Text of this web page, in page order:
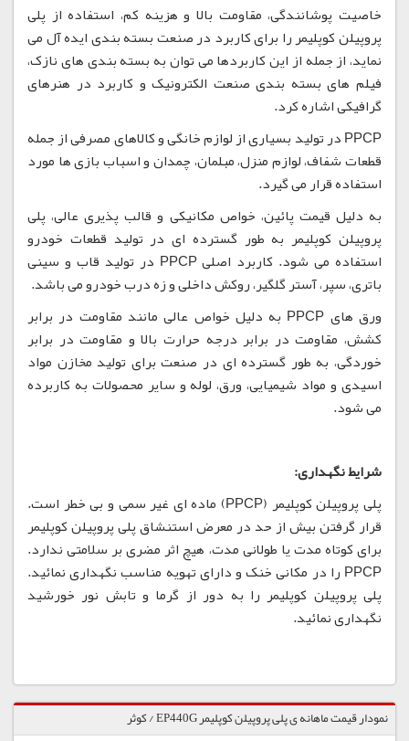
خاصیت پوشانندگی، مقاومت بالا و هزینه کم، استفاده از پلی
پروپیلن کوپلیمر را برای کاربرد در صنعت بسته بندی ایده آل می
نماید، از جمله از این کاربردها می توان به بسته بندی های نازک،
فیلم های بسته بندی صنعت الکترونیک و کاربرد در هنرهای
گرافیکی اشاره کرد.
PPCP در تولید بسیاری از لوازم خانگی و کالاهای مصرفی از جمله
قطعات شفاف، لوازم منزل، مبلمان، چمدان و اسباب بازی ها مورد
استفاده قرار می گیرد.
به دلیل قیمت پائین، خواص مکانیکی و قالب پذیری عالی، پلی
پروپیلن کوپلیمر به طور گسترده ای در تولید قطعات خودرو
استفاده می شود. کاربرد اصلی PPCP در تولید قاب و سینی
باتری، سپر، آستر گلگیر، روکش داخلی و زه درب خودرو می باشد.
ورق های PPCP به دلیل خواص عالی مانند مقاومت در برابر
کشش، مقاومت در برابر درجه حرارت بالا و مقاومت در برابر
خوردگی، به طور گسترده ای در صنعت برای تولید مخازن مواد
اسیدی و مواد شیمیایی، ورق، لوله و سایر محصولات به کاربرده
می شود.
شرایط نگهداری:
پلی پروپیلن کوپلیمر (PPCP) ماده ای غیر سمی و بی خطر است.
قرار گرفتن بیش از حد در معرض استنشاق پلی پروپیلن کوپلیمر
برای کوتاه مدت یا طولانی مدت، هیچ اثر مضری بر سلامتی ندارد.
PPCP را در مکانی خنک و دارای تهویه مناسب نگهداری نمائید.
پلی پروپیلن کوپلیمر را به دور از گرما و تابش نور خورشید
نگهداری نمائید.
نمودار قیمت ماهانه ی پلی پروپیلن کوپلیمر EP440G / کوثر